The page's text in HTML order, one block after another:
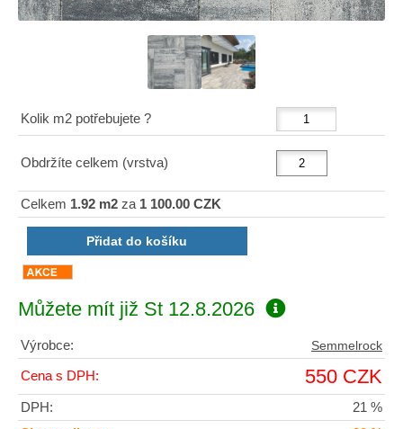
Kolik m2 potřebujete ?
Obdržíte celkem (vrstva)
Celkem 1.92 m2 za 1 100.00 CZK
Můžete mít již St 12.8.2026
Výrobce: Semmelrock
Cena s DPH: 550 CZK
DPH:
21 %